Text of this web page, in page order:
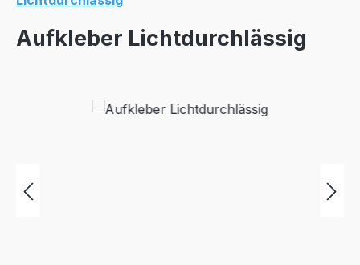
Aufkleber Lichtdurchlässig
Bildergalerie überspringen